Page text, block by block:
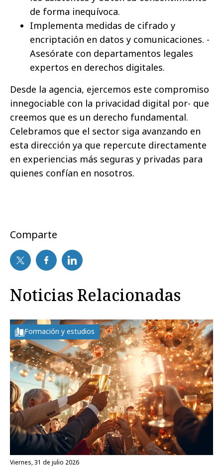
de forma inequívoca.
Implementa medidas de cifrado y
encriptación en datos y comunicaciones. -
Asesórate con departamentos legales
expertos en derechos digitales.
Desde la agencia, ejercemos este compromiso
innegociable con la privacidad digital por- que
creemos que es un derecho fundamental.
Celebramos que el sector siga avanzando en
esta dirección ya que repercute directamente
en experiencias más seguras y privadas para
quienes confían en nosotros.
Comparte
Noticias Relacionadas
Formación y estudios
viernes, 31 de julio 2026